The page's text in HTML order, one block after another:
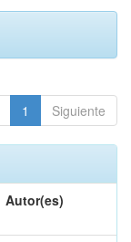
1 Siguiente
Autor(es)